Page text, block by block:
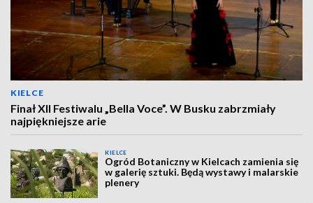
KIELCE
Finał XII Festiwalu „Bella Voce”. W Busku zabrzmiały
najpiękniejsze arie
KIELCE
Ogród Botaniczny w Kielcach zamienia się
w galerię sztuki. Będą wystawy i malarskie
plenery